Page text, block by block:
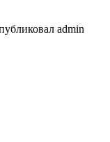
admin